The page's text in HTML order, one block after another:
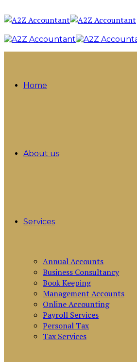
Home
About us
Services
Annual Accounts
Business Consultancy
Book Keeping
Management Accounts
Online Accounting
Payroll Services
Personal Tax
Tax Services